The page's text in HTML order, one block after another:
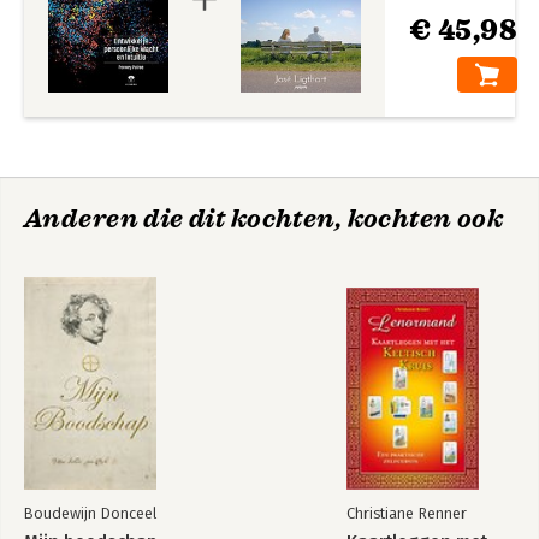
€ 45,98
Anderen die dit kochten, kochten ook
Boudewijn Donceel Christiane Renner